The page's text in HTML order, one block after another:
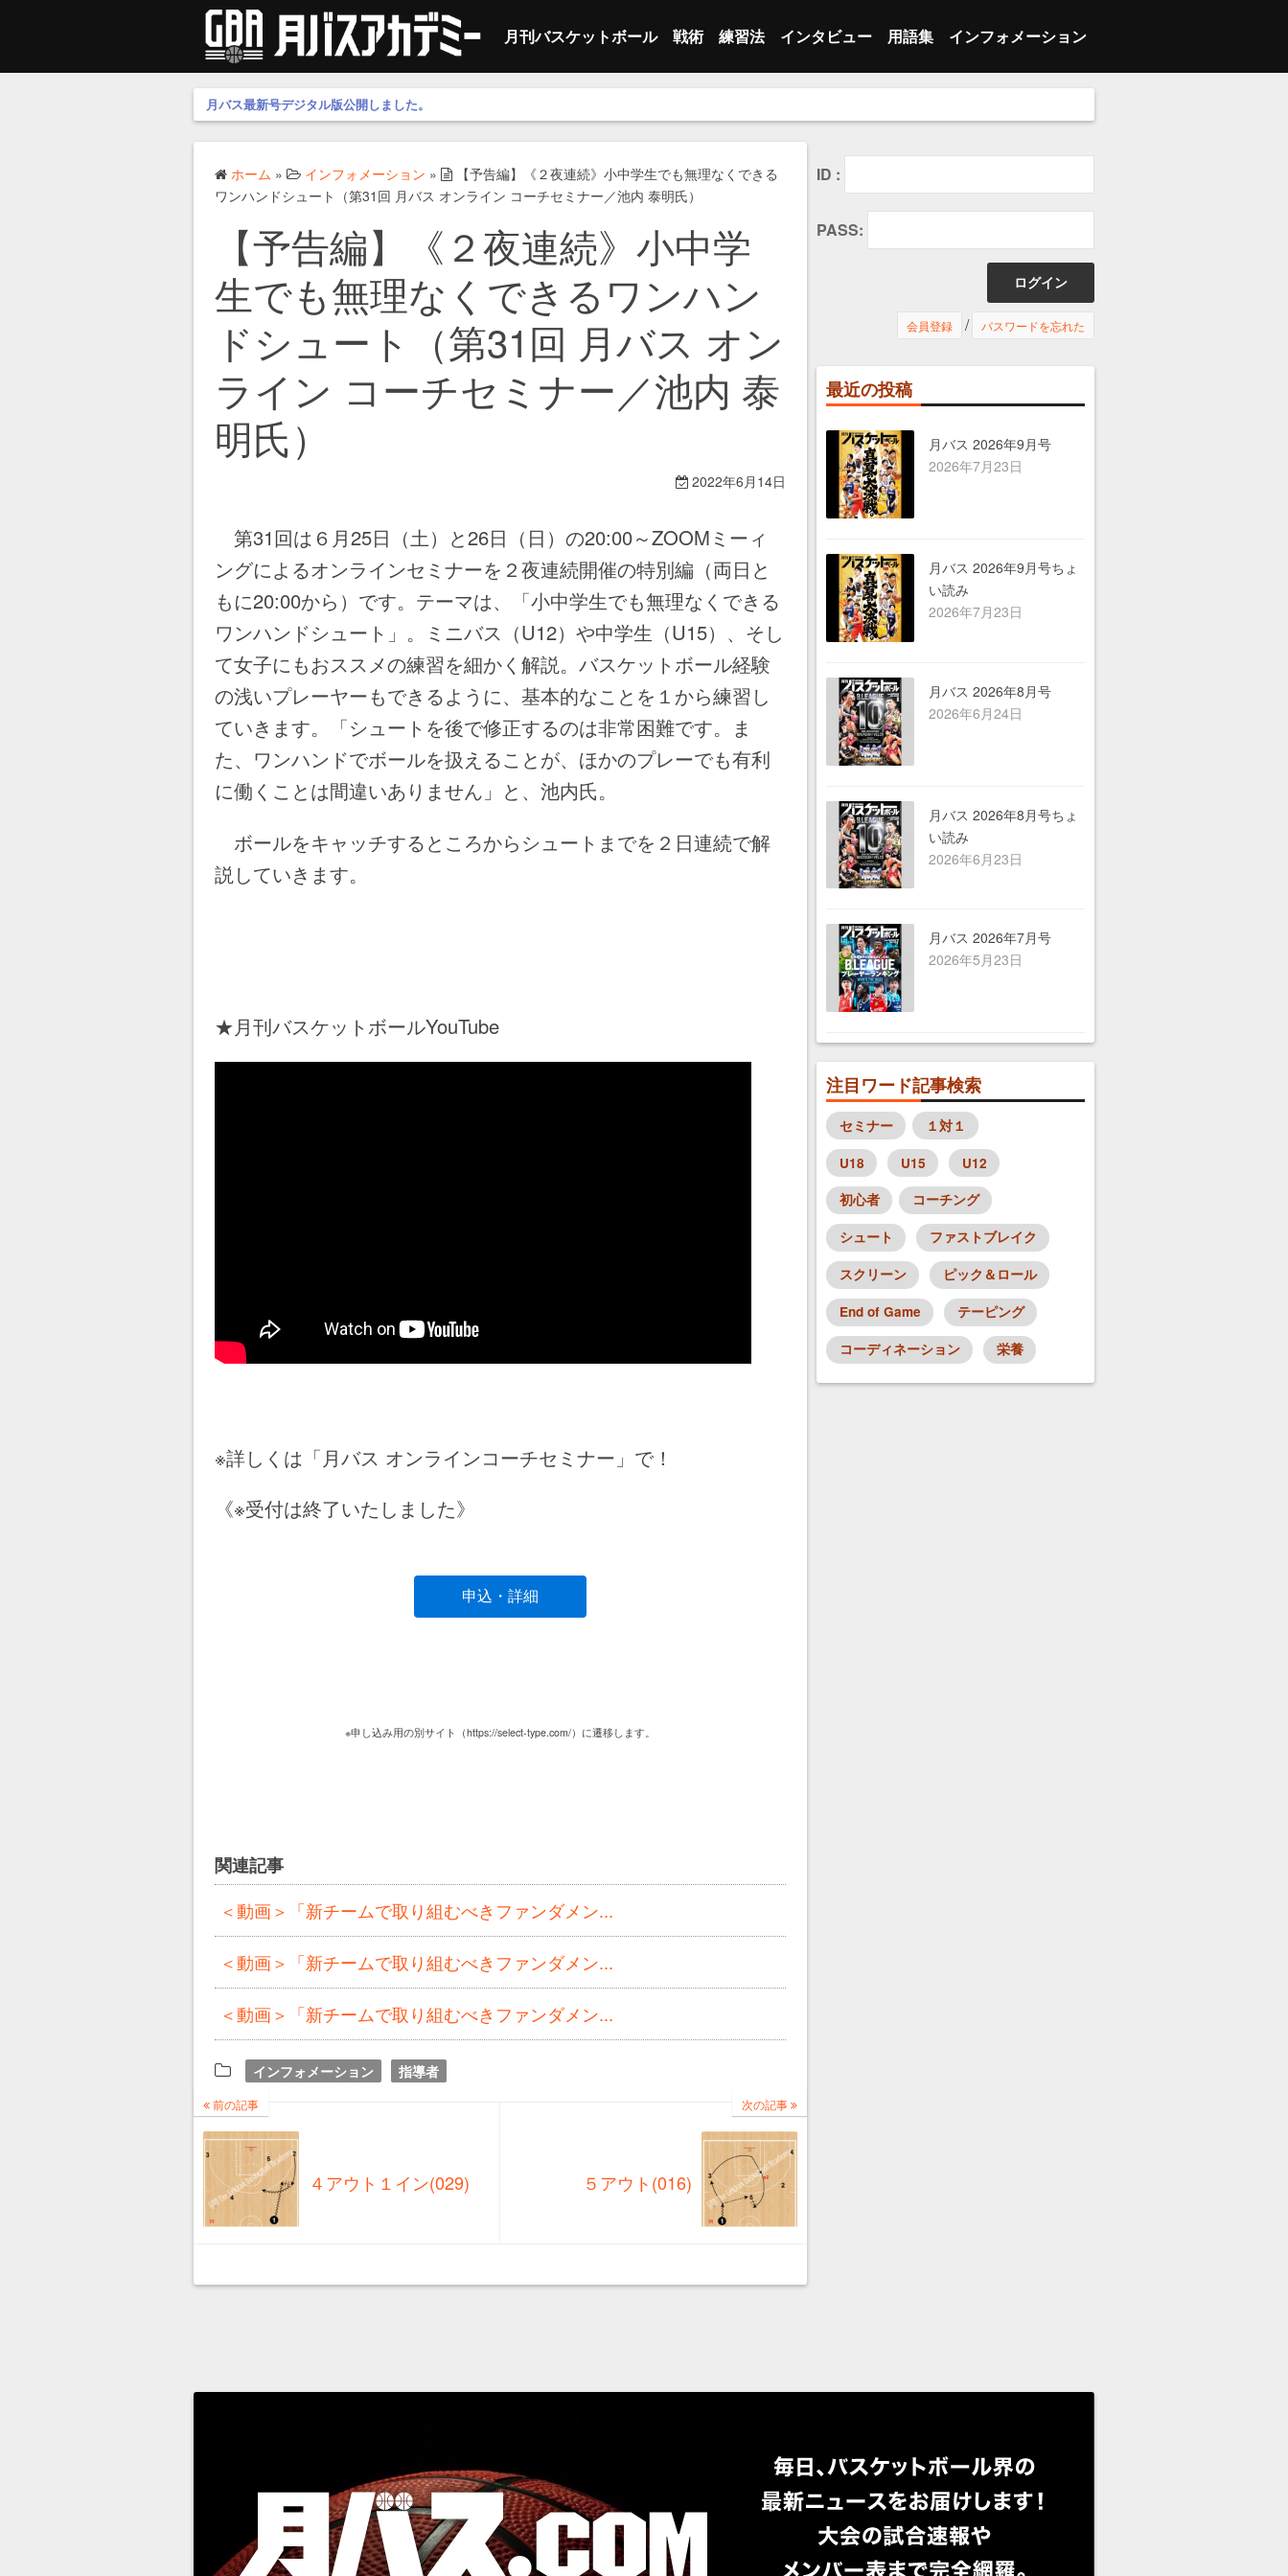
月刊バスケットボール
最新号
バックナンバー
戦術
オフェンス
セカンダリー ブレイク
ベースライン インバウンズプレー
サイドライン インバウンズプレー
ハーフコート セット
練習法
オフェンス
トランジション
個人スキル
チーム
その他
ディフェンス
トランジション
個人スキル
チーム
インタビュー
指導者
選手
レフェリー
用語集
あ行
か行
た行
や行
ら行
わ行
A-Z
シーン別
インフォメーション
会員登録
メンバーログイン
プライバシーポリシー
お問い合わせ
月バス最新号デジタル版公開しました。
ホーム » インフォメーション »
【予告編】《２夜連続》小中学生でも無理なくできる
ワンハンドシュート（第31回 月バス オンライン コーチセミナー／池内 泰明氏）
【予告編】《２夜連続》小中学
生でも無理なくできるワンハン
ドシュート（第31回 月バス オン
ライン コーチセミナー／池内 泰
明氏）
2022年6月14日
第31回は６月25日（土）と26日（日）の20:00～ZOOMミーィ
ングによるオンラインセミナーを２夜連続開催の特別編（両日と
もに20:00から）です。テーマは、「小中学生でも無理なくできる
ワンハンドシュート」。ミニバス（U12）や中学生（U15）、そし
て女子にもおススメの練習を細かく解説。バスケットボール経験
の浅いプレーヤーもできるように、基本的なことを１から練習し
ていきます。「シュートを後で修正するのは非常困難です。ま
た、ワンハンドでボールを扱えることが、ほかのプレーでも有利
に働くことは間違いありません」と、池内氏。
ボールをキャッチするところからシュートまでを２日連続で解
説していきます。
★月刊バスケットボールYouTube
※詳しくは「月バス オンラインコーチセミナー」で！
《※受付は終了いたしました》
申込・詳細
※申し込み用の別サイト（https://select-type.com/）に遷移します。
関連記事
＜動画＞「新チームで取り組むべきファンダメン...
＜動画＞「新チームで取り組むべきファンダメン...
＜動画＞「新チームで取り組むべきファンダメン...
インフォメーション 指導者
前の記事
４アウト１イン(029)
次の記事
５アウト(016)
ID :
PASS:
会員登録 / パスワードを忘れた
最近の投稿
月バス 2026年9月号
2026年7月23日
月バス 2026年9月号ちょ
い読み
2026年7月23日
月バス 2026年8月号
2026年6月24日
月バス 2026年8月号ちょ
い読み
2026年6月23日
月バス 2026年7月号
2026年5月23日
注目ワード記事検索
セミナー １対１
U18 U15 U12
初心者 コーチング
シュート ファストブレイク
スクリーン ピック＆ロール
End of Game テーピング
コーディネーション 栄養